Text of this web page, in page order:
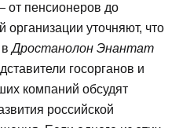
от пенсионеров до
организации уточняют, что
вДростанолон Энантат
госорганов и
компаний обсудят
российской